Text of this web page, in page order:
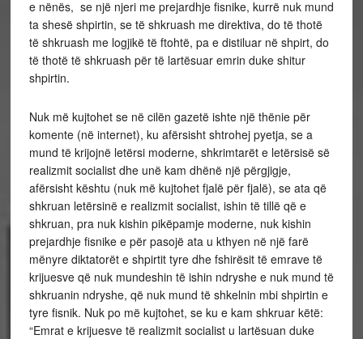
e nënës, se një njeri me prejardhje fisnike, kurrë nuk mund
ta shesë shpirtin, se të shkruash me direktiva, do të thotë
të shkruash me logjikë të ftohtë, pa e distiluar në shpirt, do
të thotë të shkruash për të lartësuar emrin duke shitur
shpirtin.
Nuk më kujtohet se në cilën gazetë ishte një thënie për
komente (në internet), ku afërsisht shtrohej pyetja, se a
mund të krijojnë letërsi moderne, shkrimtarët e letërsisë së
realizmit socialist dhe unë kam dhënë një përgjigje,
afërsisht kështu (nuk më kujtohet fjalë për fjalë), se ata që
shkruan letërsinë e realizmit socialist, ishin të tillë që e
shkruan, pra nuk kishin pikëpamje moderne, nuk kishin
prejardhje fisnike e për pasojë ata u kthyen në një farë
mënyre diktatorët e shpirtit tyre dhe fshirësit të emrave të
krijuesve që nuk mundeshin të ishin ndryshe e nuk mund të
shkruanin ndryshe, që nuk mund të shkelnin mbi shpirtin e
tyre fisnik. Nuk po më kujtohet, se ku e kam shkruar këtë:
“Emrat e krijuesve të realizmit socialist u lartësuan duke